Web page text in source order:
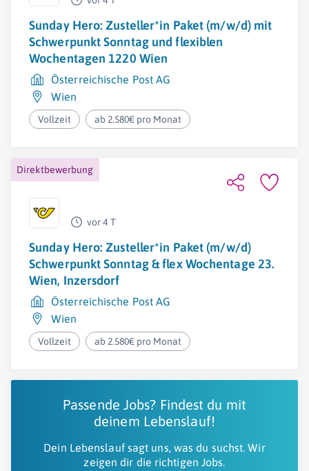
Sunday Hero: Zusteller*in Paket (m/w/d) mit
Schwerpunkt Sonntag und flexiblen
Wochentagen 1220 Wien
Österreichische Post AG
Wien
Vollzeit ab 2.580€ pro Monat
Direktbewerbung
vor 4 T
Sunday Hero: Zusteller*in Paket (m/w/d)
Schwerpunkt Sonntag & flex Wochentage 23.
Wien, Inzersdorf
Österreichische Post AG
Wien
Vollzeit ab 2.580€ pro Monat
Passende Jobs? Findest du mit
deinem Lebenslauf!
Dein Lebenslauf sagt uns, was du suchst. Wir
zeigen dir die richtigen Jobs.